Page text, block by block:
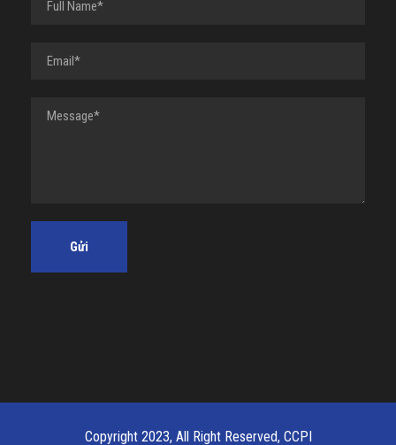
Copyright 2023, All Right Reserved, CCPI